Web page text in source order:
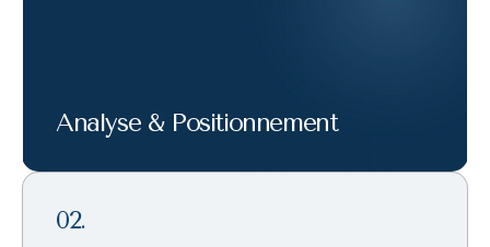
Analyse & Positionnement
02.